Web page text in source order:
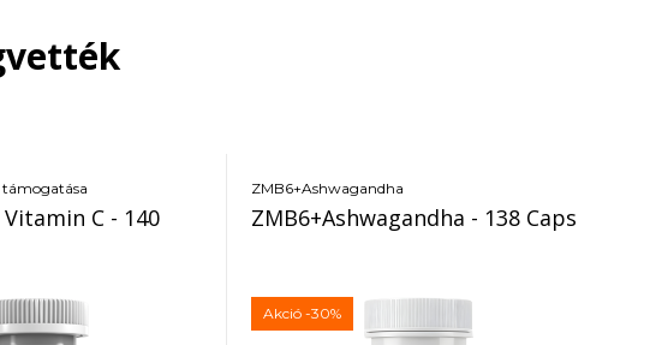
támogatása
C - 140
ZMB6+Ashwagandha
ZMB6+Ashwagandha - 138 Caps
Akció -30%